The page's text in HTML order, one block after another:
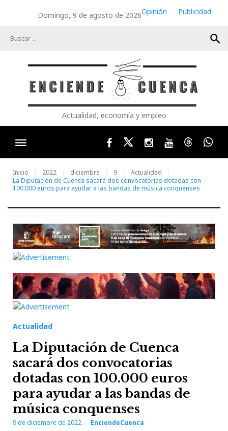
Domingo, 9 de agosto de 2026Opinión
Publicidad
search
Actualidad, economía y empleo
FacebookTwitterInstagram
YoutubeThreads
Inicio 2022 diciembre 9
Actualidad
La Diputación de Cuenca sacará dos convocatorias dotadas con
100.000 euros para ayudar a las bandas de música conquenses
Actualidad
La Diputación de Cuenca
sacará dos convocatorias
dotadas con 100.000 euros
para ayudar a las bandas de
música conquenses
9 de diciembre de 2022 EnciendeCuenca